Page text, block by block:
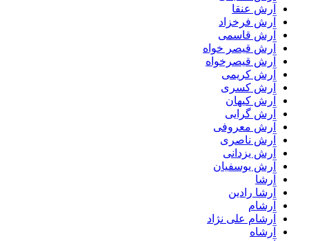
آرش عنقا
آرش فرخزاد
آرش قاسمی
آرش قیصر خواه
آرش قیصرخواه
آرش کریمی
آرش کسری
آرش کیهان
آرش گرایی
آرش معروفی
آرش ناصری
آرش یزدانی
آرش یوسفیان
آرشا
آرشا رادین
آرشام
آرشام علی نژاد
آرشاه